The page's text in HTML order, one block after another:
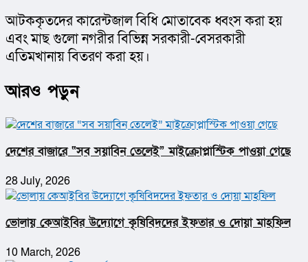
আটককৃতদের কারেন্টজাল বিধি মোতাবেক ধ্বংস করা হয়
এবং মাছ গুলো নগরীর বিভিন্ন সরকারী-বেসরকারী
এতিমখানায় বিতরণ করা হয়।
আরও পড়ুন
দেশের বাজারে “সব সয়াবিন তেলেই” মাইক্রোপ্লাস্টিক পাওয়া গেছে
28 July, 2026
ভোলায় কেআইবির উদ্যোগে কৃষিবিদদের ইফতার ও দোয়া মাহফিল
10 March, 2026